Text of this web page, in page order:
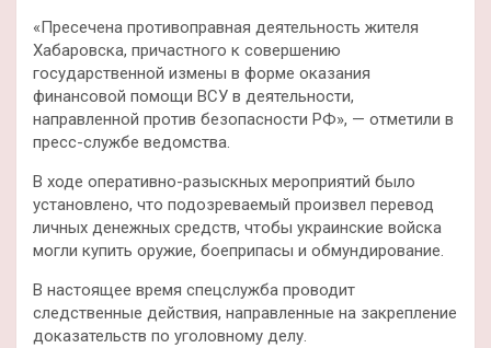
«Пресечена противоправная деятельность жителя
Хабаровска, причастного к совершению
государственной измены в форме оказания
финансовой помощи ВСУ в деятельности,
направленной против безопасности РФ», — отметили в
пресс-службе ведомства.
В ходе оперативно-разыскных мероприятий было
установлено, что подозреваемый произвел перевод
личных денежных средств, чтобы украинские войска
могли купить оружие, боеприпасы и обмундирование.
В настоящее время спецслужба проводит
следственные действия, направленные на закрепление
доказательств по уголовному делу.